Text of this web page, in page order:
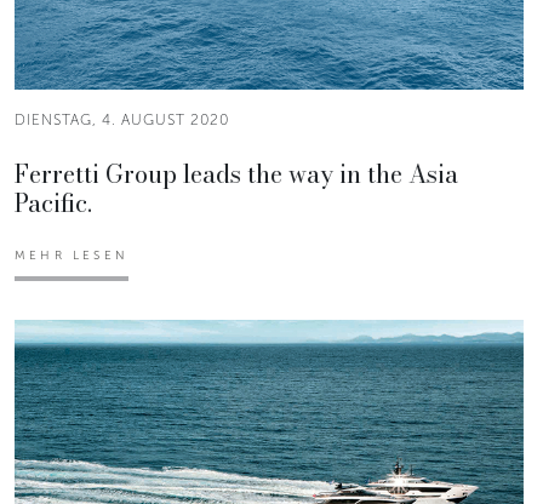
DIENSTAG, 4. AUGUST 2020
Ferretti Group leads the way in the Asia
Pacific.
MEHR LESEN